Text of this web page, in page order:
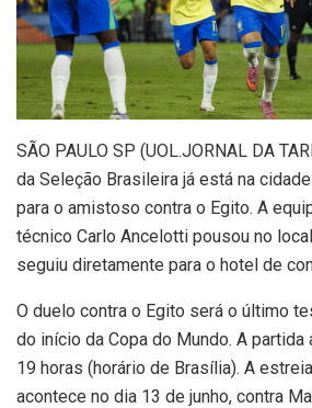
SÃO PAULO SP (UOL.JORNAL DA
da Seleção Brasileira já está na
para o amistoso contra o Egito. A
técnico Carlo Ancelotti pousou no
seguiu diretamente para o hotel de
O duelo contra o Egito será o último
do início da Copa do Mundo. A partida
19 horas (horário de Brasília). A
acontece no dia 13 de junho, contra